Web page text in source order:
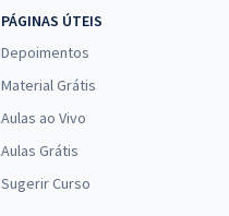
PÁGINAS ÚTEIS
Depoimentos
Material Grátis
Aulas ao Vivo
Aulas Grátis
Sugerir Curso